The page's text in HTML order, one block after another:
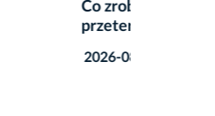
lub
lekami?